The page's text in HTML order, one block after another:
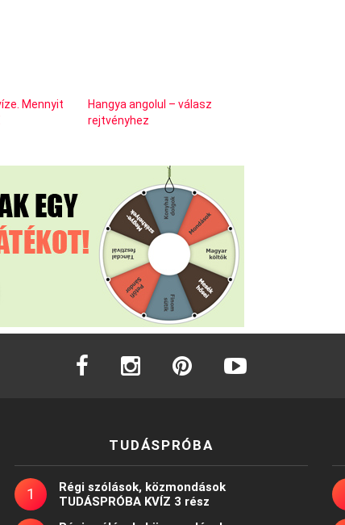
Mennyit
Hangya angolul – válasz
rejtvényhez
facebook instagram
TUDÁSPRÓBA
Régi szólások, közmondások
TUDÁSPRÓBA KVÍZ 3 rész